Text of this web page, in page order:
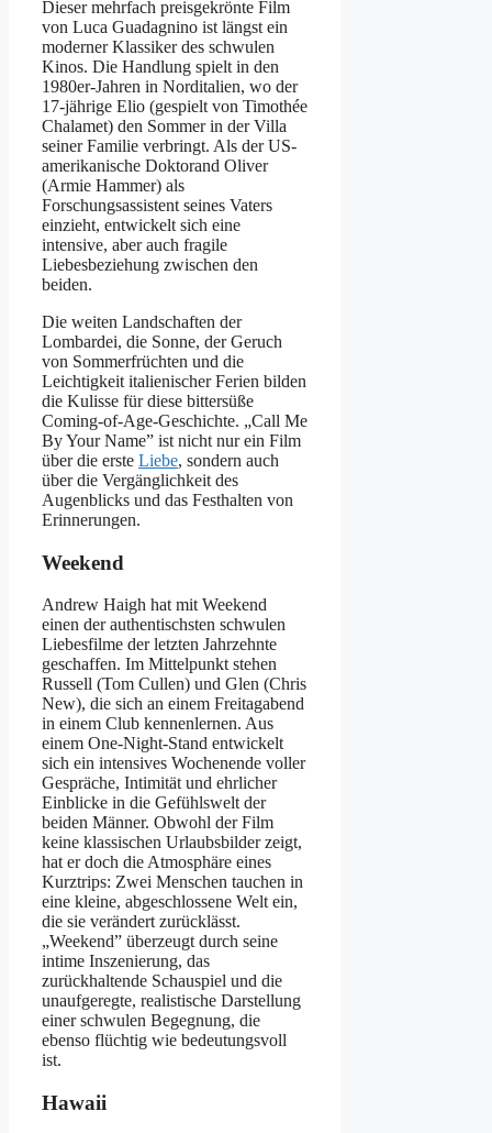
Dieser mehrfach preisgekrönte Film
von Luca Guadagnino ist längst ein
moderner Klassiker des schwulen
Kinos. Die Handlung spielt in den
1980er-Jahren in Norditalien, wo der
17-jährige Elio (gespielt von Timothée
Chalamet) den Sommer in der Villa
seiner Familie verbringt. Als der US-
amerikanische Doktorand Oliver
(Armie Hammer) als
Forschungsassistent seines Vaters
einzieht, entwickelt sich eine
intensive, aber auch fragile
Liebesbeziehung zwischen den
beiden.
Die weiten Landschaften der
Lombardei, die Sonne, der Geruch
von Sommerfrüchten und die
Leichtigkeit italienischer Ferien bilden
die Kulisse für diese bittersüße
Coming-of-Age-Geschichte. „Call Me
By Your Name” ist nicht nur ein Film
über die erste Liebe, sondern auch
über die Vergänglichkeit des
Augenblicks und das Festhalten von
Erinnerungen.
Weekend
Andrew Haigh hat mit Weekend
einen der authentischsten schwulen
Liebesfilme der letzten Jahrzehnte
geschaffen. Im Mittelpunkt stehen
Russell (Tom Cullen) und Glen (Chris
New), die sich an einem Freitagabend
in einem Club kennenlernen. Aus
einem One-Night-Stand entwickelt
sich ein intensives Wochenende voller
Gespräche, Intimität und ehrlicher
Einblicke in die Gefühlswelt der
beiden Männer. Obwohl der Film
keine klassischen Urlaubsbilder zeigt,
hat er doch die Atmosphäre eines
Kurztrips: Zwei Menschen tauchen in
eine kleine, abgeschlossene Welt ein,
die sie verändert zurücklässt.
„Weekend” überzeugt durch seine
intime Inszenierung, das
zurückhaltende Schauspiel und die
unaufgeregte, realistische Darstellung
einer schwulen Begegnung, die
ebenso flüchtig wie bedeutungsvoll
ist.
Hawaii